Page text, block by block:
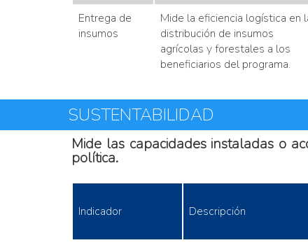
Entrega de
insumos
Mide la eficiencia logística en
distribución de insumos
agrícolas y forestales a los
beneficiarios del programa.
SUSTENTABILIDAD
Mide las capacidades instaladas o
política.
Indicador Descripción